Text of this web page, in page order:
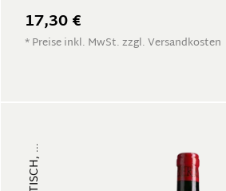
17,30 €
* Preise inkl. MwSt. zzgl. Versandkosten